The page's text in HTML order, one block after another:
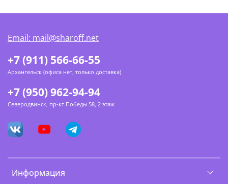
Информация
+7 (911) 566-66-55
Архангельск (офиса нет, только доставка)
+7 (950) 962-94-94
Северодвинск, пр-кт Победы 58, 2 этаж
Email: mail@sharoff.net